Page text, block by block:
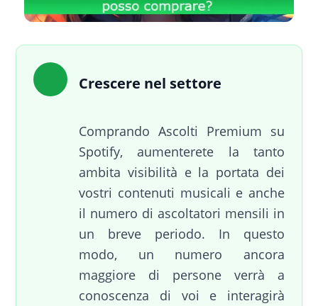
Crescere nel settore
Comprando Ascolti Premium su
Spotify, aumenterete la tanto
ambita visibilità e la portata dei
vostri contenuti musicali e anche
il numero di ascoltatori mensili in
un breve periodo. In questo
modo, un numero ancora
maggiore di persone verrà a
conoscenza di voi e interagirà